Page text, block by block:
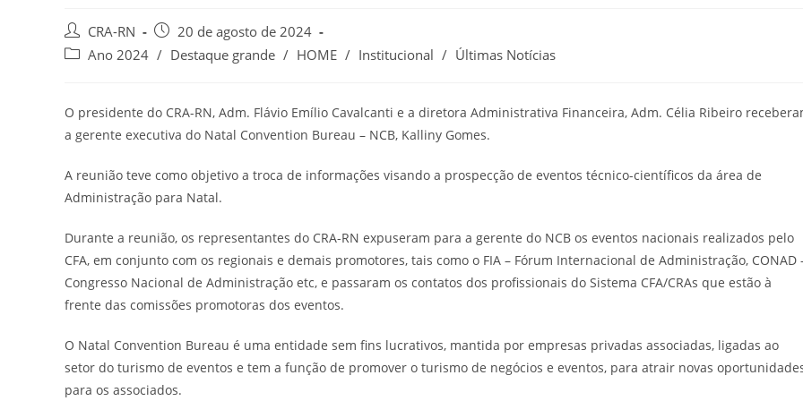
Autor
do
CRA-RN
Post
publicado:
20 de agosto de 2024
Categoria
Ano 2024 / Destaque grande / HOME / Institucional / Últimas Notícias
O presidente do CRA-RN, Adm. Flávio Emílio Cavalcanti e a diretora Administrativa Financeira, Adm. Célia Ribeiro
a gerente executiva do Natal Convention Bureau – NCB, Kalliny Gomes.
A reunião teve como objetivo a troca de informações visando a prospecção de eventos técnico-científicos da área de
Administração para Natal.
Durante a reunião, os representantes do CRA-RN expuseram para a gerente do NCB os eventos nacionais realizados pelo
CFA, em conjunto com os regionais e demais promotores, tais como o FIA – Fórum Internacional de Administração, CONAD
Congresso Nacional de Administração etc, e passaram os contatos dos profissionais do Sistema CFA/CRAs que estão à
frente das comissões promotoras dos eventos.
O Natal Convention Bureau é uma entidade sem fins lucrativos, mantida por empresas privadas associadas, ligadas ao
setor do turismo de eventos e tem a função de promover o turismo de negócios e eventos, para atrair novas
para os associados.